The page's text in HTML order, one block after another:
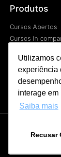
Utilizamos
experiência
interage
Saiba mais
Recusar
Produtos
Cursos Abertos
Cursos In
Programa de
Líderes
Palestras